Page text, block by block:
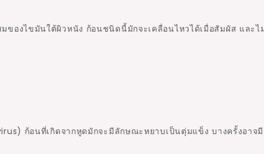
มของไขมันใต้ผิวหนัง ก้อนชนิดนี้มักจะเคลื่อนไหวได้เมื่อสัมผัส และไ
ก้อนที่เกิดจากหูดมักจะมีลักษณะหยาบเป็นตุ่มแข็ง บางครั้งอาจมี